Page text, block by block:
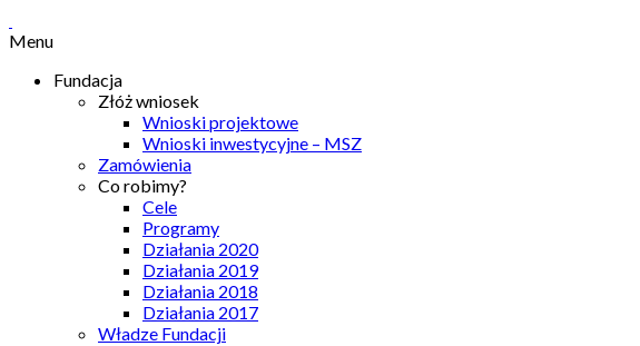
Menu
Fundacja
Złóż wniosek
Wnioski projektowe
Wnioski inwestycyjne – MSZ
Zamówienia
Co robimy?
Cele
Programy
Działania 2020
Działania 2019
Działania 2018
Działania 2017
Władze Fundacji